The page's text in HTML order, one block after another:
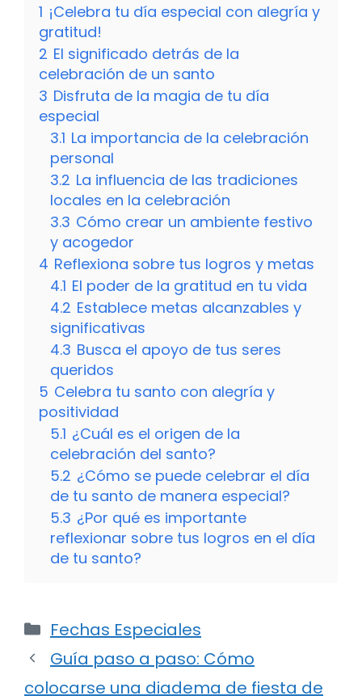
1 ¡Celebra tu día especial con alegría y
gratitud!
2 El significado detrás de la
celebración de un santo
3 Disfruta de la magia de tu día
especial
3.1 La importancia de la celebración
personal
3.2 La influencia de las tradiciones
locales en la celebración
3.3 Cómo crear un ambiente festivo
y acogedor
4 Reflexiona sobre tus logros y metas
4.1 El poder de la gratitud en tu vida
4.2 Establece metas alcanzables y
significativas
4.3 Busca el apoyo de tus seres
queridos
5 Celebra tu santo con alegría y
positividad
5.1 ¿Cuál es el origen de la
celebración del santo?
5.2 ¿Cómo se puede celebrar el día
de tu santo de manera especial?
5.3 ¿Por qué es importante
reflexionar sobre tus logros en el día
de tu santo?
Categorías
Fechas Especiales
Guía paso a paso: Cómo
colocarse una diadema de fiesta de